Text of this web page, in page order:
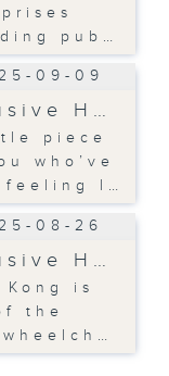
pub…
09-09
H…
piece
who’ve
feeling l…
08-26
H…
Kong is
the